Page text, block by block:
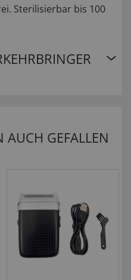
Sterilisierbar bis 100
GEFALLEN